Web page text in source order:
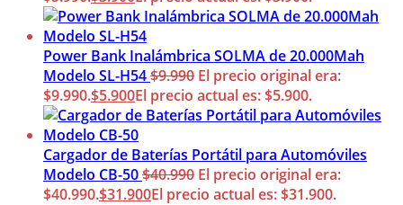
Power Bank Inalámbrica SOLMA de 20.000Mah
Modelo SL-H54$9.990 El precio original era:
$9.990.$5.900El precio actual es: $5.900.
Cargador de Baterías Portátil para Automóviles
Modelo CB-50$40.990 El precio original era:
$40.990.$31.900El precio actual es: $31.900.